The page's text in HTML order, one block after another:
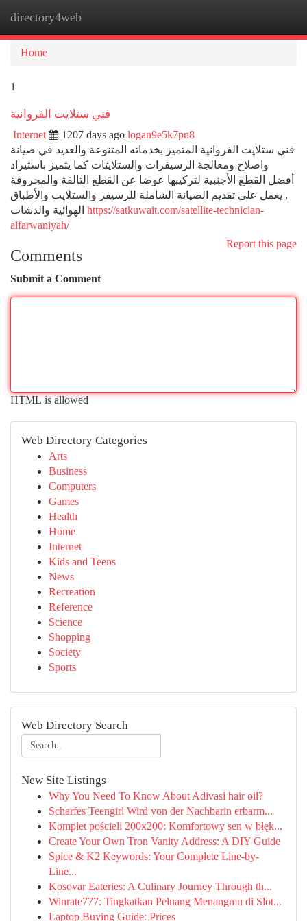
directory4web
Home
1
فني ستلايت الفروانية
Internet 1207 days ago logan9e5k7pn8
فني ستلايت الفروانية المتميز بخدماته المتنوعة والعديد في صيانة
واصلاح ومعالجة الرسيفرات والستلايتات كما يتميز باستيراد
أفضل القطع الأجنبية لتركيبها عوضا عن القطع التالفة والمحروقة
, يعمل على تقديم الصيانة الشاملة للرسيفر والستلايت والأطباق
https://satkuwait.com/satellite-technician-
alfarwaniyah/
Report this page
Comments
Submit a Comment
HTML is allowed
Web Directory Categories
Arts
Business
Computers
Games
Health
Home
Internet
Kids and Teens
News
Recreation
Reference
Science
Shopping
Society
Sports
Web Directory Search
New Site Listings
Why You Need To Know About Adivasi hair oil?
Scharfes Teengirl Wird von der Nachbarin erbarm...
Komplet pościeli 200x200: Komfortowy sen w błęk...
Create Your Own Tron Vanity Address: A DIY Guide
Spice & K2 Keywords: Your Complete Line-by-
Line...
Kosovar Eateries: A Culinary Journey Through th...
Winrate777: Tingkatkan Peluang Menangmu di Slot...
Laptop Buying Guide: Prices